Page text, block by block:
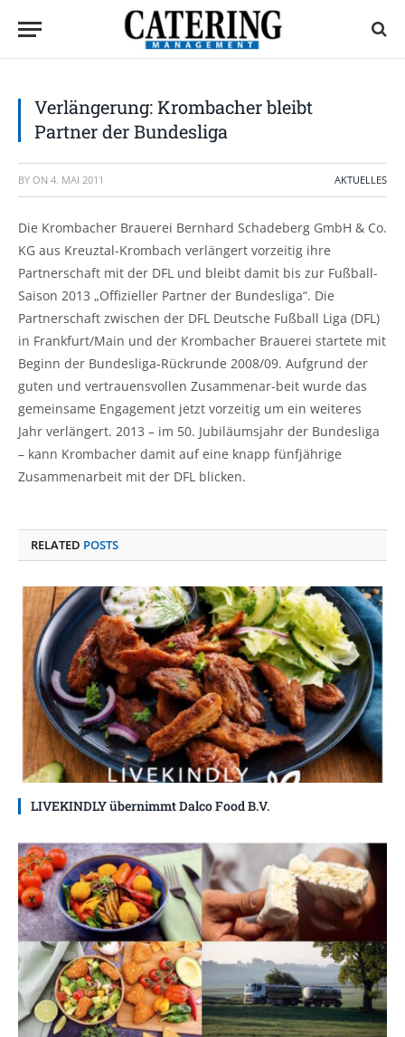
Verlängerung: Krombacher bleibt
Partner der Bundesliga
BY ON 4. MAI 2011 AKTUELLES
Die Krombacher Brauerei Bernhard Schadeberg GmbH & Co.
KG aus Kreuztal-Krombach verlängert vorzeitig ihre
Partnerschaft mit der DFL und bleibt damit bis zur Fußball-
Saison 2013 „Offizieller Partner der Bundesliga“. Die
Partnerschaft zwischen der DFL Deutsche Fußball Liga (DFL)
in Frankfurt/Main und der Krombacher Brauerei startete mit
Beginn der Bundesliga-Rückrunde 2008/09. Aufgrund der
guten und vertrauensvollen Zusammenar-beit wurde das
gemeinsame Engagement jetzt vorzeitig um ein weiteres
Jahr verlängert. 2013 – im 50. Jubiläumsjahr der Bundesliga
– kann Krombacher damit auf eine knapp fünfjährige
Zusammenarbeit mit der DFL blicken.
RELATED POSTS
LIVEKINDLY übernimmt Dalco Food B.V.